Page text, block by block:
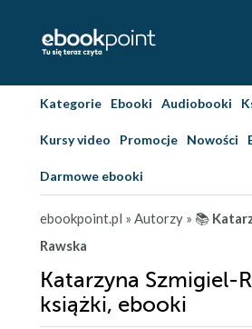
Kategorie Ebooki Audiobooki
Kursy video Promocje Nowości
Darmowe ebooki
ebookpoint.pl » Autorzy » 📚
Rawska
Katarzyna Szmigiel-
książki, ebooki